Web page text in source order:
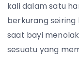
kali dalam satu
berkurang seiring
saat bayi
sesuatu yang